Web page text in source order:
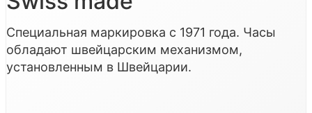
Специальная маркировка с 1971 года. Часы
обладают швейцарским механизмом,
установленным в Швейцарии.